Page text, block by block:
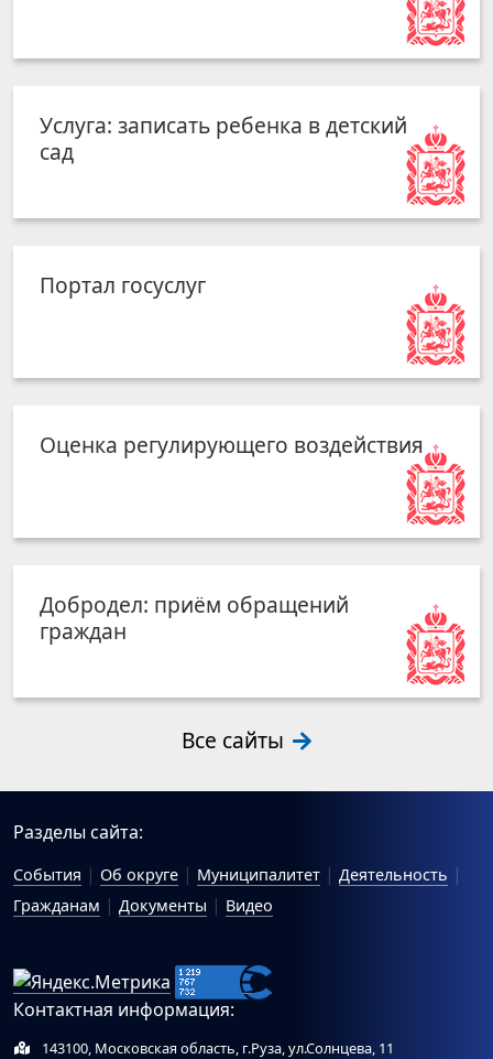
Услуга: записать ребенка в детский
сад
Портал госуслуг
Оценка регулирующего воздействия
Добродел: приём обращений
граждан
Все сайты
Разделы сайта:
События Об округе Муниципалитет
Деятельность
Гражданам
Документы Видео
Контактная информация:
143100, Московская область, г.Руза, ул.Солнцева, 11